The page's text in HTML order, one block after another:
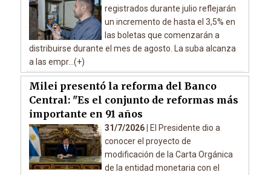
registrados durante julio reflejarán
un incremento de hasta el 3,5% en
las boletas que comenzarán a
distribuirse durante el mes de agosto. La suba alcanza
a las empr...(+)
Milei presentó la reforma del Banco
Central: "Es el conjunto de reformas más
importante en 91 años
31/7/2026 |
El Presidente dio a
conocer el proyecto de
modificación de la Carta Orgánica
de la entidad monetaria con el